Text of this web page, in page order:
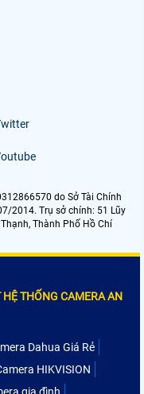
do Sở Tài Chính
2014. Trụ sở chính: 51 Lũy
Thành Phố Hồ Chí
THỐNG CAMERA AN
Dahua Giá Rẻ
HIKVISION